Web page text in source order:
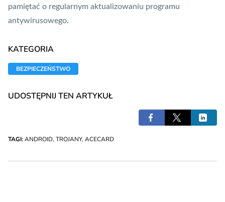
pamiętać o regularnym aktualizowaniu programu
antywirusowego.
KATEGORIA
BEZPIECZEŃSTWO
UDOSTĘPNIJ TEN ARTYKUŁ
TAGI:ANDROID, TROJANY, ACECARD